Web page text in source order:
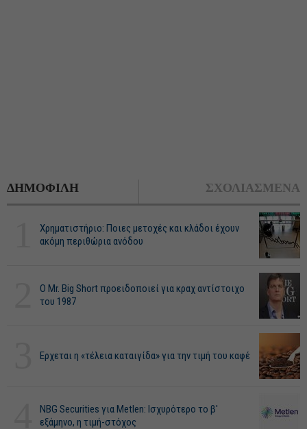
ΔΗΜΟΦΙΛΗ ΣΧΟΛΙΑΣΜΕΝΑ
Χρηματιστήριο: Ποιες μετοχές και κλάδοι έχουν
ακόμη περιθώρια ανόδου
O Mr. Big Short προειδοποιεί για κραχ αντίστοιχο
του 1987
Ερχεται η «τέλεια καταιγίδα» για την τιμή του καφέ
NBG Securities για Metlen: Ισχυρότερο το β'
εξάμηνο, η τιμή-στόχος